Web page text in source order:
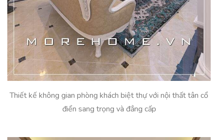
Thiết kế không gian phòng khách biệt thự với nội thất tân cổ
điển sang trọng và đẳng cấp